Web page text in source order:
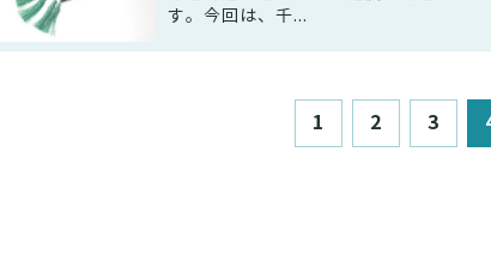
す。今回は、千...
1 2 3